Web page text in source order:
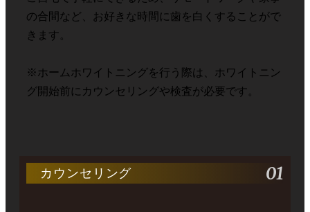
の合間など、お好きな時間に歯を白くすることがで
きます。
※ホームホワイトニングを行う際は、ホワイトニン
グ開始前にカウンセリングや検査が必要です。
01
カウンセリング